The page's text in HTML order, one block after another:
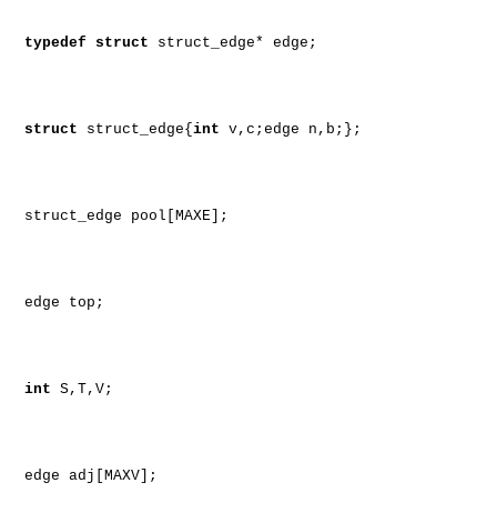
typedef struct struct_edge* edge;
struct struct_edge{ int v,c;edge n,b;};
struct_edge pool[MAXE];
edge top;
int S,T,V;
edge adj[MAXV];